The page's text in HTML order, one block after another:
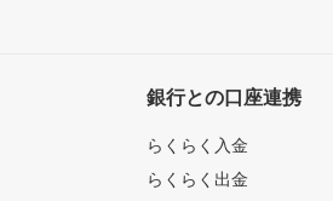
銀行との口座連携
らくらく入金
らくらく出金